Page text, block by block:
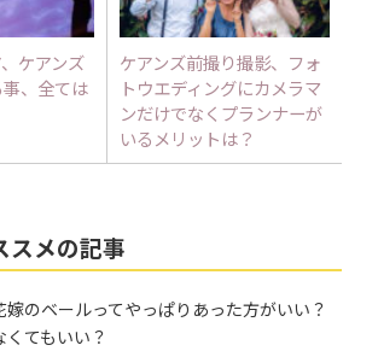
ケアンズ
、全ては
ケアンズ前撮り撮影、フォ
トウエディングにカメラマ
ンだけでなくプランナーが
いるメリットは？
スメの記事
嫁のベールってやっぱりあった方がいい？
くてもいい？